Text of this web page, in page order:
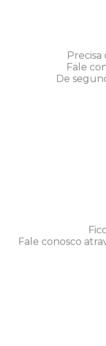
Precisa
Fale
De
Fale conosco